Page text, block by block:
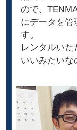
ので、
にデータを管
す。
レンタルい
いいみたいな